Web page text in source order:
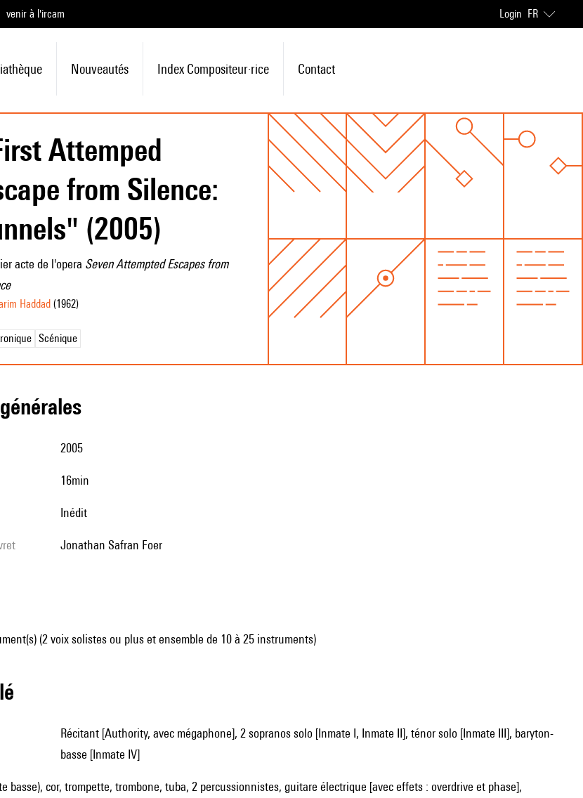
venir à l'ircam Login FR
Nouveautés Index Compositeur·rice Contact
Attemped
from Silence:
(2005)
acte de l'opera Seven Attempted Escapes from
Haddad(1962)
Scénique
2005
16min
Inédit
Jonathan Safran Foer
(2 voix solistes ou plus et ensemble de 10 à 25 instruments)
récitant [Authority, avec mégaphone], 2 sopranos solo [Inmate I, Inmate II], ténor solo [Inmate III], baryton-
basse [Inmate IV]
basse), cor, trompette, trombone, tuba, 2 percussionnistes, guitare électrique [avec effets : overdrive et phase],